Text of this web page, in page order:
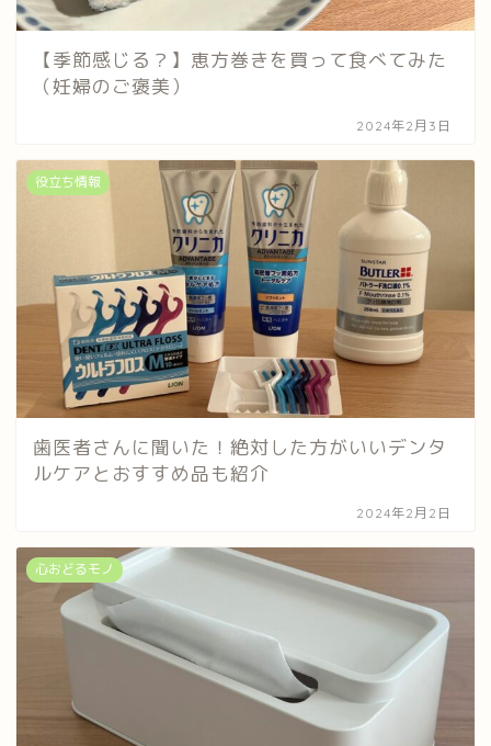
【季節感じる？】恵方巻きを買って食べてみた
（妊婦のご褒美）
2024年2月3日
役立ち情報
歯医者さんに聞いた！絶対した方がいいデンタ
ルケアとおすすめ品も紹介
2024年2月2日
心おどるモノ